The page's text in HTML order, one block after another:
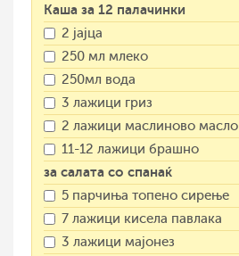
Каша за 12 палачинки
2 јајца
250 мл млеко
250мл вода
3 лажици гриз
2 лажици маслиново масло
11-12 лажици брашно
за салата со спанаќ
5 парчиња топено сирење
7 лажици кисела павлака
3 лажици мајонез